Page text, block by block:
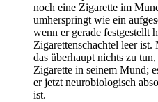
noch eine Zigarette im
umherspringt wie ein
wenn er gerade festgestellt
Zigarettenschachtel leer
das überhaupt nichts zu
Zigarette in seinem Mund;
er jetzt neurobiologisch
ist.